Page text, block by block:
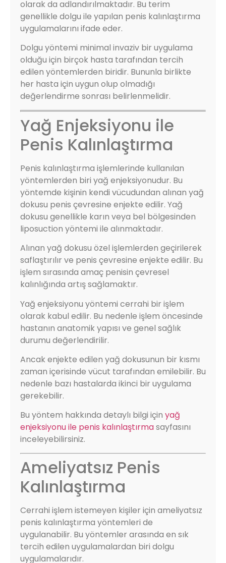
olarak da adlandırılmaktadır. Bu terim
genellikle dolgu ile yapılan penis kalınlaştırma
uygulamalarını ifade eder.
Dolgu yöntemi minimal invaziv bir uygulama
olduğu için birçok hasta tarafından tercih
edilen yöntemlerden biridir. Bununla birlikte
her hasta için uygun olup olmadığı
değerlendirme sonrası belirlenmelidir.
Yağ Enjeksiyonu ile
Penis Kalınlaştırma
Penis kalınlaştırma işlemlerinde kullanılan
yöntemlerden biri yağ enjeksiyonudur. Bu
yöntemde kişinin kendi vücudundan alınan yağ
dokusu penis çevresine enjekte edilir. Yağ
dokusu genellikle karın veya bel bölgesinden
liposuction yöntemi ile alınmaktadır.
Alınan yağ dokusu özel işlemlerden geçirilerek
saflaştırılır ve penis çevresine enjekte edilir. Bu
işlem sırasında amaç penisin çevresel
kalınlığında artış sağlamaktır.
Yağ enjeksiyonu yöntemi cerrahi bir işlem
olarak kabul edilir. Bu nedenle işlem öncesinde
hastanın anatomik yapısı ve genel sağlık
durumu değerlendirilir.
Ancak enjekte edilen yağ dokusunun bir kısmı
zaman içerisinde vücut tarafından emilebilir. Bu
nedenle bazı hastalarda ikinci bir uygulama
gerekebilir.
Bu yöntem hakkında detaylı bilgi için yağ
enjeksiyonu ile penis kalınlaştırmasayfasını
inceleyebilirsiniz.
Ameliyatsız Penis
Kalınlaştırma
Cerrahi işlem istemeyen kişiler için ameliyatsız
penis kalınlaştırma yöntemleri de
uygulanabilir. Bu yöntemler arasında en sık
tercih edilen uygulamalardan biri dolgu
uygulamalarıdır.